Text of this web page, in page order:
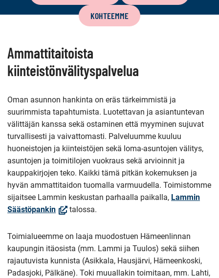
sisältö
KOHTEEMME
Ammattitaitoista
kiinteistönvälityspalvelua
Oman asunnon hankinta on eräs tärkeimmistä ja
suurimmista tapahtumista. Luotettavan ja asiantuntevan
välittäjän kanssa sekä ostaminen että myyminen sujuvat
turvallisesti ja vaivattomasti. Palveluumme kuuluu
huoneistojen ja kiinteistöjen sekä loma-asuntojen välitys,
asuntojen ja toimitilojen vuokraus sekä arvioinnit ja
kauppakirjojen teko. Kaikki tämä pitkän kokemuksen ja
hyvän ammattitaidon tuomalla varmuudella. Toimistomme
sijaitsee Lammin keskustan parhaalla paikalla, Lammin
Säästöpankin(Avautuu
ikkunaan,
Siirryt
toiseen
palveluun)
talossa.
Toimialueemme on laaja muodostuen Hämeenlinnan
kaupungin itäosista (mm. Lammi ja Tuulos) sekä siihen
rajautuvista kunnista (Asikkala, Hausjärvi, Hämeenkoski,
Padasjoki, Pälkäne). Toki muuallakin toimitaan, mm. Lahti,